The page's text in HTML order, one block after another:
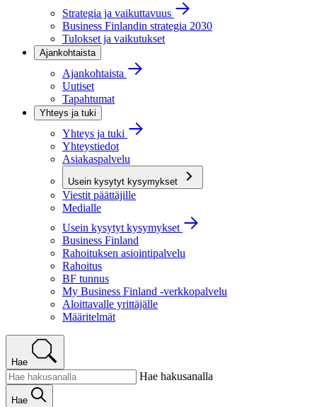
Strategia ja vaikuttavuus
Business Finlandin strategia 2030
Tulokset ja vaikutukset
Ajankohtaista
Ajankohtaista
Uutiset
Tapahtumat
Yhteys ja tuki
Yhteys ja tuki
Yhteystiedot
Asiakaspalvelu
Usein kysytyt kysymykset
Viestit päättäjille
Medialle
Usein kysytyt kysymykset
Business Finland
Rahoituksen asiointipalvelu
Rahoitus
BF tunnus
My Business Finland -verkkopalvelu
Aloittavalle yrittäjälle
Määritelmät
Hae
Hae hakusanalla
Hae